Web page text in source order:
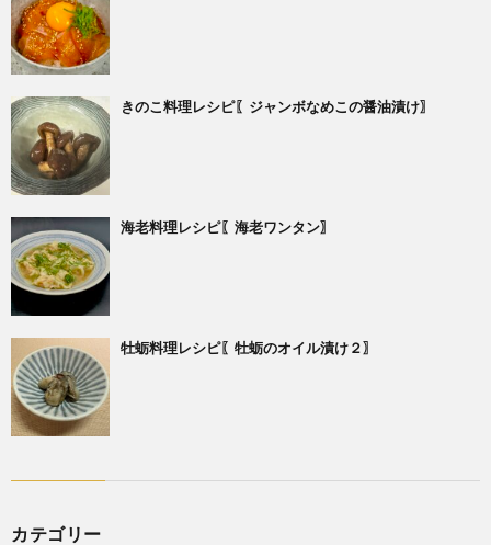
きのこ料理レシピ〖ジャンボなめこの醤油漬け〗
海老料理レシピ〖海老ワンタン〗
牡蛎料理レシピ〖牡蛎のオイル漬け２〗
カテゴリー